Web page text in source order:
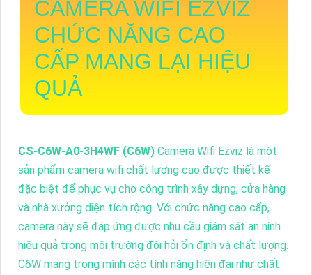
CAMERA WIFI EZVIZ
CHỨC NĂNG CAO
CẤP MANG LẠI HIỆU
QUẢ
CS-C6W-A0-3H4WF (C6W) Camera Wifi Ezviz là một
sản phẩm camera wifi chất lượng cao được thiết kế
đặc biệt để phục vụ cho công trình xây dựng, cửa hàng
và nhà xưởng diện tích rộng. Với chức năng cao cấp,
camera này sẽ đáp ứng được nhu cầu giám sát an ninh
hiệu quả trong môi trường đòi hỏi ổn định và chất lượng.
C6W mang trong mình các tính năng hiện đại như chất